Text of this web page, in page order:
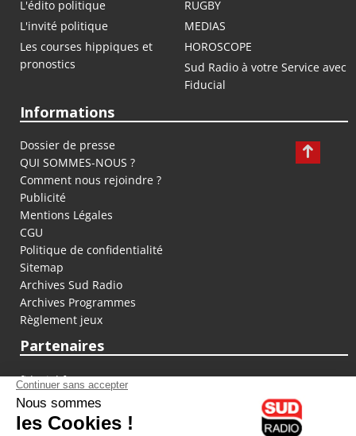
L'édito politique
RUGBY
L'invité politique
MEDIAS
Les courses hippiques et
pronostics
HOROSCOPE
Sud Radio à votre Service avec
Fiducial
Informations
Dossier de presse
QUI SOMMES-NOUS ?
Comment nous rejoindre ?
Publicité
Mentions Légales
CGU
Politique de confidentialité
Sitemap
Archives Sud Radio
Archives Programmes
Règlement jeux
Partenaires
fiducial.fr
lyoncapitale.fr
olympique-et-lyonnais.com